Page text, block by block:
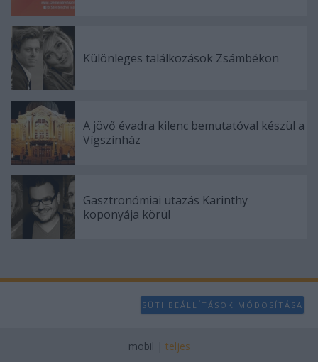
Különleges találkozások Zsámbékon
A jövő évadra kilenc bemutatóval készül a
Vígszínház
Gasztronómiai utazás Karinthy
koponyája körül
SÜTI BEÁLLÍTÁSOK MÓDOSÍTÁSA
mobil | teljes